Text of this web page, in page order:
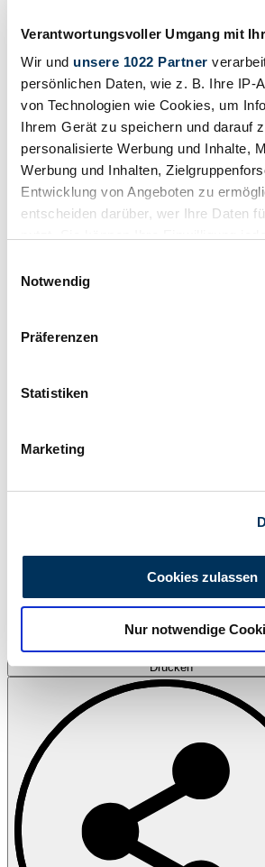
Verantwortungsvoller Umgang mit
Wir und unsere 1022 Partner
persönlichen Daten, wie z. B. Ihre IP-
von Technologien wie Cookies, um
Ihrem Gerät zu speichern und darauf
personalisierte Werbung und Inhalte,
Werbung und Inhalten,
Entwicklung von Angeboten zu
entscheiden darüber, wer Ihre Daten
Trigger Symbol ändern oder widerrufen
Informationen über Ihre
können
bestimmten Merkmalen
Erfahren Sie mehr darüber, wie Ihre
analysieren. Außerdem geben wir
Verwendung unserer Website an
soziale Medien, Werbung und
Partner führen diese Informationen
weiteren Daten zusammen, die Sie
haben oder die sie im Rahmen Ihrer
gesammelt haben.
Notwendig
Präferenzen
Statistiken
Marketing
Cookies zulassen
Nur notwendige
Drucken